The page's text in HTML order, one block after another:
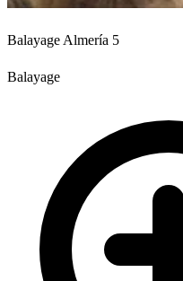
Balayage Almería 5
Balayage